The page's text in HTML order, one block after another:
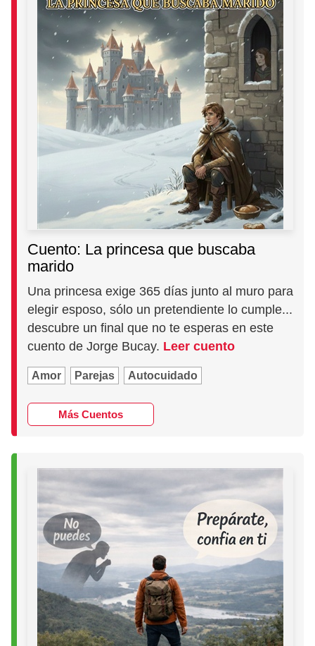
Cuento: La princesa que buscaba
marido
Una princesa exige 365 días junto al muro para
elegir esposo, sólo un pretendiente lo cumple...
descubre un final que no te esperas en este
cuento de Jorge Bucay. Leer cuento
Amor Parejas Autocuidado
Más Cuentos